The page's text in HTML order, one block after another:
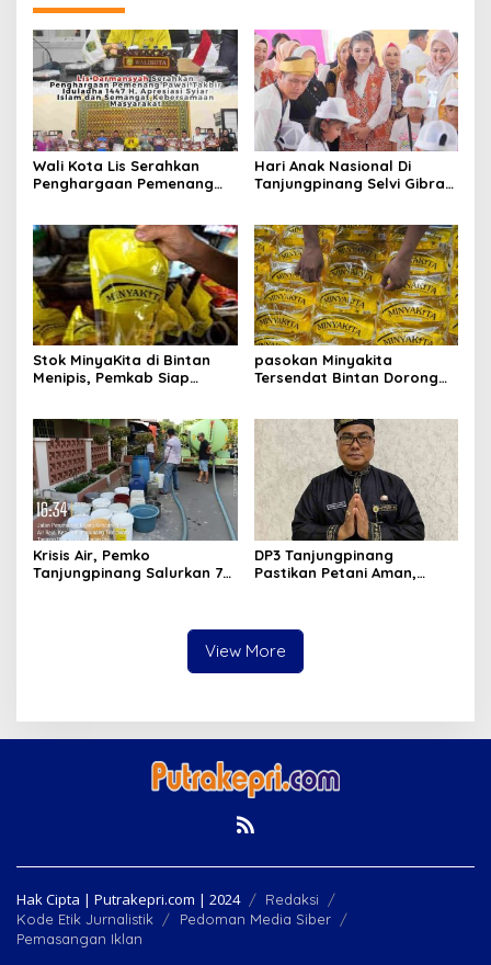
Wali Kota Lis Serahkan
Penghargaan Pemenang
Hidupkan Syiar Islam
Hari Anak Nasional Di
Tanjungpinang Selvi Gibran
Stok MinyaKita di Bintan
Menipis, Pemkab Siap
pasokan Minyakita
Tersendat Bintan Dorong
Krisis Air, Pemko
Tanjungpinang Salurkan 75
DP3 Tanjungpinang
Pastikan Petani Aman,
View More
Hak Cipta | Putrakepri.com | 2024
Redaksi
Kode Etik Jurnalistik
Pedoman Media Siber
Pemasangan Iklan